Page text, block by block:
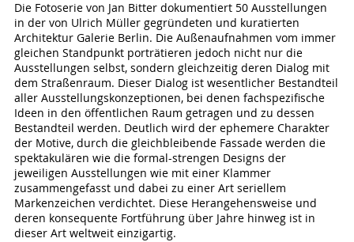
Die Fotoserie von Jan Bitter dokumentiert 50 Ausstellungen
in der von Ulrich Müller gegründeten und kuratierten
Architektur Galerie Berlin. Die Außenaufnahmen vom immer
gleichen Standpunkt porträtieren jedoch nicht nur die
Ausstellungen selbst, sondern gleichzeitig deren Dialog mit
dem Straßenraum. Dieser Dialog ist wesentlicher Bestandteil
aller Ausstellungskonzeptionen, bei denen fachspezifische
Ideen in den öffentlichen Raum getragen und zu dessen
Bestandteil werden. Deutlich wird der ephemere Charakter
der Motive, durch die gleichbleibende Fassade werden die
spektakulären wie die formal-strengen Designs der
jeweiligen Ausstellungen wie mit einer Klammer
zusammengefasst und dabei zu einer Art seriellem
Markenzeichen verdichtet. Diese Herangehensweise und
deren konsequente Fortführung über Jahre hinweg ist in
dieser Art weltweit einzigartig.